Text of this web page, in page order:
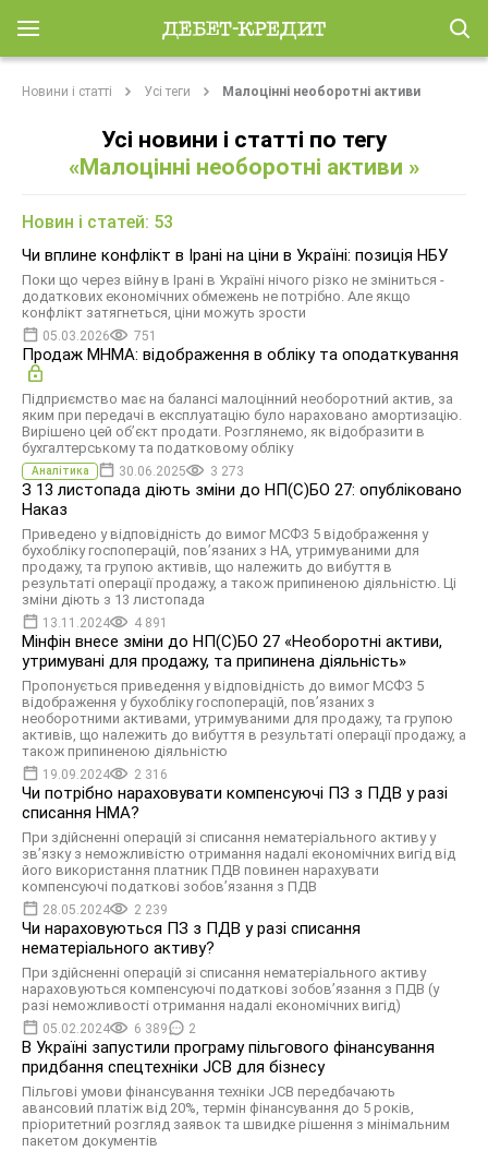
Новини і статті Усі теги Малоцінні необоротні активи
Усі новини і статті по тегу
«Малоцінні необоротні активи »
Новин і статей: 53
Чи вплине конфлікт в Ірані на ціни в Україні: позиція НБУ
Поки що через війну в Ірані в Україні нічого різко не зміниться -
додаткових економічних обмежень не потрібно. Але якщо
конфлікт затягнеться, ціни можуть зрости
05.03.2026 751
Продаж МНМА: відображення в обліку та оподаткування
Підприємство має на балансі малоцінний необоротний актив, за
яким при передачі в експлуатацію було нараховано амортизацію.
Вирішено цей об’єкт продати. Розглянемо, як відобразити в
бухгалтерському та податковому обліку
Аналітика 30.06.2025 3 273
З 13 листопада діють зміни до НП(С)БО 27: опубліковано
Наказ
Приведено у відповідність до вимог МСФЗ 5 відображення у
бухобліку госпоперацій, пов’язаних з НА, утримуваними для
продажу, та групою активів, що належить до вибуття в
результаті операції продажу, а також припиненою діяльністю. Ці
зміни діють з 13 листопада
13.11.2024 4 891
Мінфін внесе зміни до НП(С)БО 27 «Необоротні активи,
утримувані для продажу, та припинена діяльність»
Пропонується приведення у відповідність до вимог МСФЗ 5
відображення у бухобліку госпоперацій, пов’язаних з
необоротними активами, утримуваними для продажу, та групою
активів, що належить до вибуття в результаті операції продажу, а
також припиненою діяльністю
19.09.2024 2 316
Чи потрібно нараховувати компенсуючі ПЗ з ПДВ у разі
списання НМА?
При здійсненні операцій зі списання нематеріального активу у
зв’язку з неможливістю отримання надалі економічних вигід від
його використання платник ПДВ повинен нарахувати
компенсуючі податкові зобов’язання з ПДВ
28.05.2024 2 239
Чи нараховуються ПЗ з ПДВ у разі списання
нематеріального активу?
При здійсненні операцій зі списання нематеріального активу
нараховуються компенсуючі податкові зобов’язання з ПДВ (у
разі неможливості отримання надалі економічних вигід)
05.02.2024 6 389 2
В Україні запустили програму пільгового фінансування
придбання спецтехніки JCB для бізнесу
Пільгові умови фінансування техніки JCB передбачають
авансовий платіж від 20%, термін фінансування до 5 років,
пріоритетний розгляд заявок та швидке рішення з мінімальним
пакетом документів